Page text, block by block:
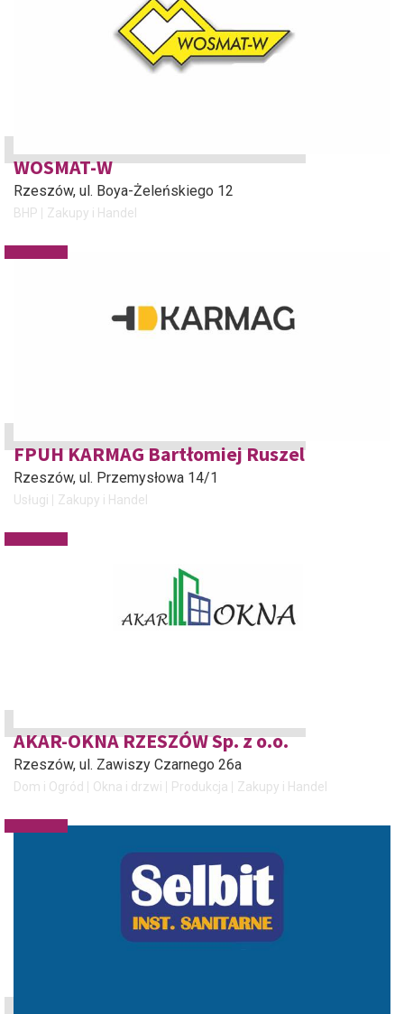
WOSMAT-W
Rzeszów, ul. Boya-Żeleńskiego 12
BHP Zakupy i Handel
FPUH KARMAG Bartłomiej Ruszel
Rzeszów, ul. Przemysłowa 14/1
Usługi Zakupy i Handel
AKAR-OKNA RZESZÓW Sp. z o.o.
Rzeszów, ul. Zawiszy Czarnego 26a
Dom i Ogród Okna i drzwi Produkcja Zakupy i Handel